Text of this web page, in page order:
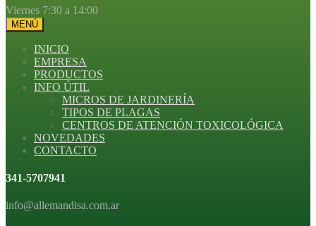
Viernes 7:30 a 14:00
MENÚ
INICIO
EMPRESA
PRODUCTOS
INFO ÚTIL
MICROS DE JARDINERÍA
TIPOS DE PLAGAS
CENTROS DE ATENCIÓN TOXICOLÓGICA
NOVEDADES
CONTACTO
341-5707941
info@allemandisa.com.ar